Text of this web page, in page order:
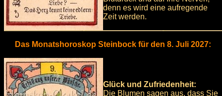
denn es wird eine aufregende
Zeit werden.
Das Monatshoroskop Steinbock für den 8. Juli 2027:
Glück und Zufriedenheit:
Die Blumen sagen aus, dass Sie